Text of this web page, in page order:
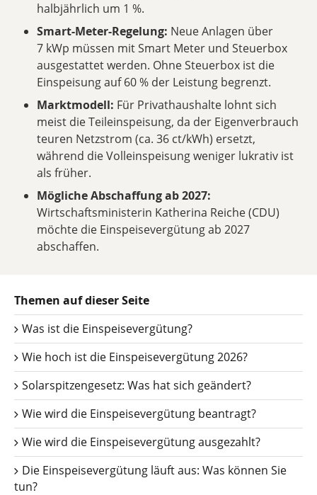
halbjährlich um 1 %.
Smart-Meter-Regelung: Neue Anlagen über
7 kWp müssen mit Smart Meter und Steuerbox
ausgestattet werden. Ohne Steuerbox ist die
Einspeisung auf 60 % der Leistung begrenzt.
Marktmodell: Für Privathaushalte lohnt sich
meist die Teileinspeisung, da der Eigenverbrauch
teuren Netzstrom (ca. 36 ct/kWh) ersetzt,
während die Volleinspeisung weniger lukrativ ist
als früher.
Mögliche Abschaffung ab 2027:
Wirtschaftsministerin Katherina Reiche (CDU)
möchte die Einspeisevergütung ab 2027
abschaffen.
Themen auf dieser Seite
Was ist die Einspeisevergütung?
Wie hoch ist die Einspeisevergütung 2026?
Solarspitzengesetz: Was hat sich geändert?
Wie wird die Einspeisevergütung beantragt?
Wie wird die Einspeisevergütung ausgezahlt?
Die Einspeisevergütung läuft aus: Was können Sie
tun?